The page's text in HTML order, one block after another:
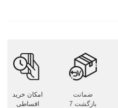
ضمانت
بازگشت 7
امکان خرید
اقساطی